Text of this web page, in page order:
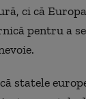
ci că
pentru a
statele